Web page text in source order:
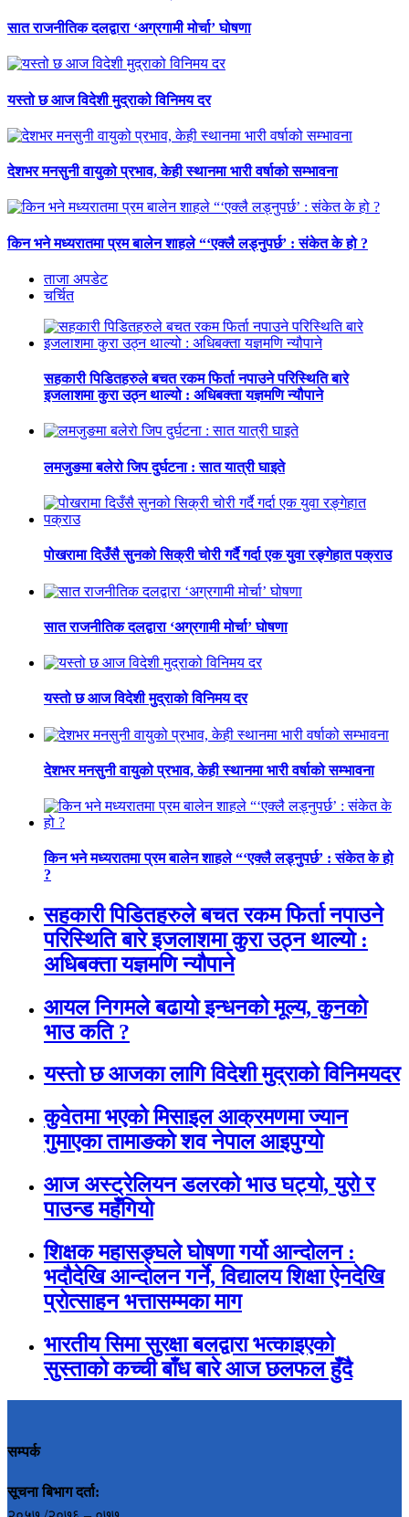
सात राजनीतिक दलद्वारा ‘अग्रगामी मोर्चा’ घोषणा
यस्तो छ आज विदेशी मुद्राको विनिमय दर
देशभर मनसुनी वायुको प्रभाव, केही स्थानमा भारी वर्षाको सम्भावना
किन भने मध्यरातमा प्रम बालेन शाहले “‘एक्लै लड्नुपर्छ’ : संकेत के हो ?
ताजा अपडेट
चर्चित
सहकारी पिडितहरुले बचत रकम फिर्ता नपाउने परिस्थिति बारे
इजलाशमा कुरा उठ्न थाल्यो : अधिबक्ता यज्ञमणि न्यौपाने
लमजुङमा बलेरो जिप दुर्घटना : सात यात्री घाइते
पोखरामा दिउँसै सुनको सिक्री चोरी गर्दै गर्दा एक युवा रङ्गेहात पक्राउ
सात राजनीतिक दलद्वारा ‘अग्रगामी मोर्चा’ घोषणा
यस्तो छ आज विदेशी मुद्राको विनिमय दर
देशभर मनसुनी वायुको प्रभाव, केही स्थानमा भारी वर्षाको सम्भावना
किन भने मध्यरातमा प्रम बालेन शाहले “‘एक्लै लड्नुपर्छ’ : संकेत के हो
?
सहकारी पिडितहरुले बचत रकम फिर्ता नपाउने
परिस्थिति बारे इजलाशमा कुरा उठ्न थाल्यो :
अधिबक्ता यज्ञमणि न्यौपाने
आयल निगमले बढायो इन्धनको मूल्य, कुनकाे
भाउ कति ?
यस्तो छ आजका लागि विदेशी मुद्राको विनिमयदर
कुवेतमा भएको मिसाइल आक्रमणमा ज्यान
गुमाएका तामाङको शव नेपाल आइपुग्यो
आज अस्ट्रेलियन डलरको भाउ घट्यो, युरो र
पाउन्ड महँगियो
शिक्षक महासङ्घले घोषणा गर्यो आन्दोलन :
भदौदेखि आन्दोलन गर्ने, विद्यालय शिक्षा ऐनदेखि
प्रोत्साहन भत्तासम्मका माग
भारतीय सिमा सुरक्षा बलद्वारा भत्काइएको
सुस्ताको कच्ची बाँध बारे आज छलफल हुँदै
सम्पर्क
सूचना बिभाग दर्ता: